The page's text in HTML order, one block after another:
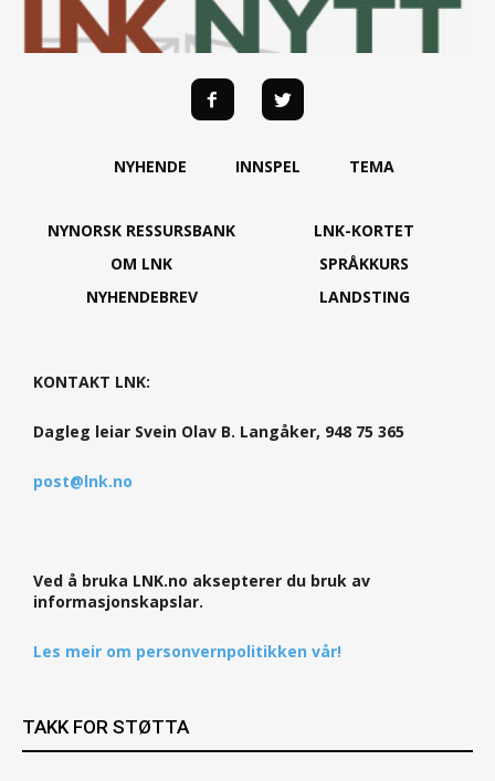
NYHENDE INNSPEL TEMA
NYNORSK RESSURSBANK
OM LNK
NYHENDEBREV
LNK-KORTET
SPRÅKKURS
LANDSTING
KONTAKT LNK:
Dagleg leiar Svein Olav B. Langåker, 948 75 365
post@lnk.no
Ved å bruka LNK.no aksepterer du bruk av
informasjonskapslar.
Les meir om personvernpolitikken vår!
TAKK FOR STØTTA